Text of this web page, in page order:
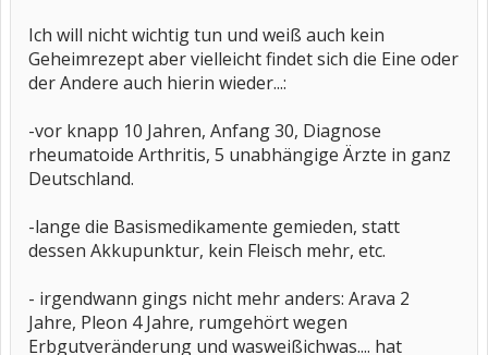
Ich will nicht wichtig tun und weiß auch kein
Geheimrezept aber vielleicht findet sich die Eine oder
der Andere auch hierin wieder...:
-vor knapp 10 Jahren, Anfang 30, Diagnose
rheumatoide Arthritis, 5 unabhängige Ärzte in ganz
Deutschland.
-lange die Basismedikamente gemieden, statt
dessen Akkupunktur, kein Fleisch mehr, etc.
- irgendwann gings nicht mehr anders: Arava 2
Jahre, Pleon 4 Jahre, rumgehört wegen
Erbgutveränderung und wasweißichwas.... hat